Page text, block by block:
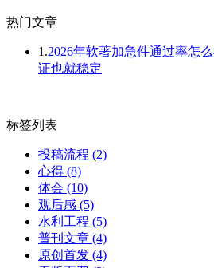
热门文章
1.2026年软著加急件通过率怎
证也就稳定
标签列表
投稿流程 (2)
心得 (8)
体会 (10)
观后感 (5)
水利工程 (5)
普刊文章 (4)
原创首发 (4)